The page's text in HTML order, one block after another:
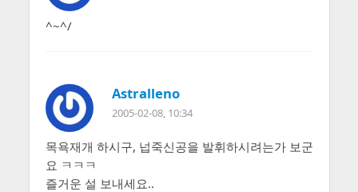
^~^/
Astralleno
2005-02-08, 10:34
목욕재개 하시구, 넙죽신공을 발휘하시려는가 보군
요 ㅋㅋㅋ
즐거운 설 보내세요..